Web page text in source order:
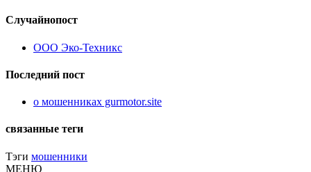
Случайнопост
ООО Эко-Техникс
Последний пост
о мошенниках gurmotor.site
связанные теги
Тэги мошенники
МЕНЮ